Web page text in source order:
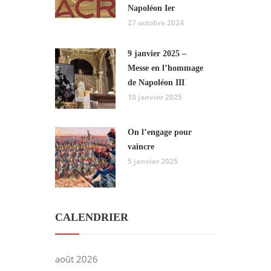
Napoléon Ier
27 octobre 2024
9 janvier 2025 –
Messe en l’hommage
de Napoléon III
10 janvier 2025
On l’engage pour
vaincre
5 janvier 2025
CALENDRIER
août 2026